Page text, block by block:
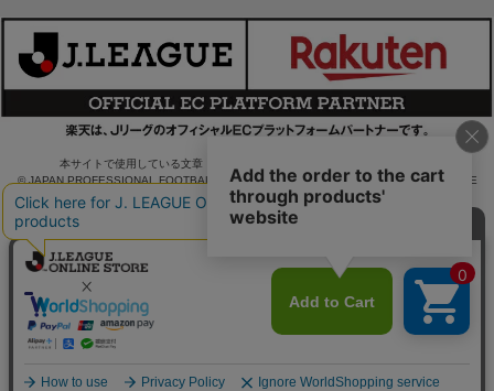
本サイトで使用している文章・画像等の無断での複製・転載を禁止します。
© JAPAN PROFESSIONAL FOOTBALL LEAGUE Rakuten Group, Inc. ALL RIGHTS RE
SERVED.